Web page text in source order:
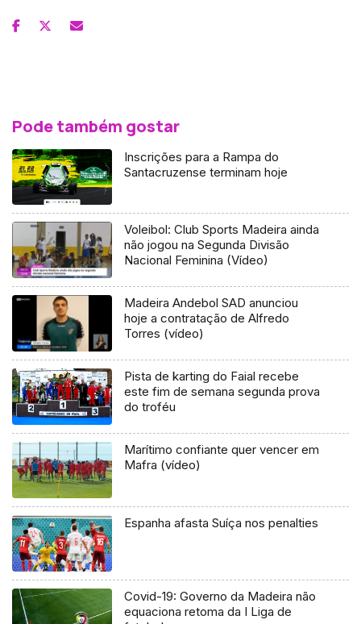
Pode também gostar
Inscrições para a Rampa do
Santacruzense terminam hoje
Voleibol: Club Sports Madeira ainda
não jogou na Segunda Divisão
Nacional Feminina (Vídeo)
Madeira Andebol SAD anunciou
hoje a contratação de Alfredo
Torres (vídeo)
Pista de karting do Faial recebe
este fim de semana segunda prova
do troféu
Marítimo confiante quer vencer em
Mafra (vídeo)
Espanha afasta Suíça nos penalties
Covid-19: Governo da Madeira não
equaciona retoma da I Liga de